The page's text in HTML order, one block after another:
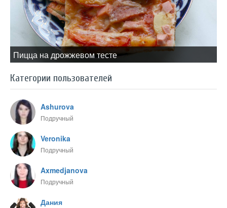
Пицца на дрожжевом тесте
Категории пользователей
Ashurova
Подручный
Veronika
Подручный
Axmedjanova
Подручный
Дания